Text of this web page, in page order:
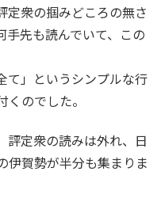
定衆の掴みどころの無さ
手先も読んでいて、この
て」というシンプルな行
のでした。
評定衆の読みは外れ、日
伊賀勢が半分も集まりま